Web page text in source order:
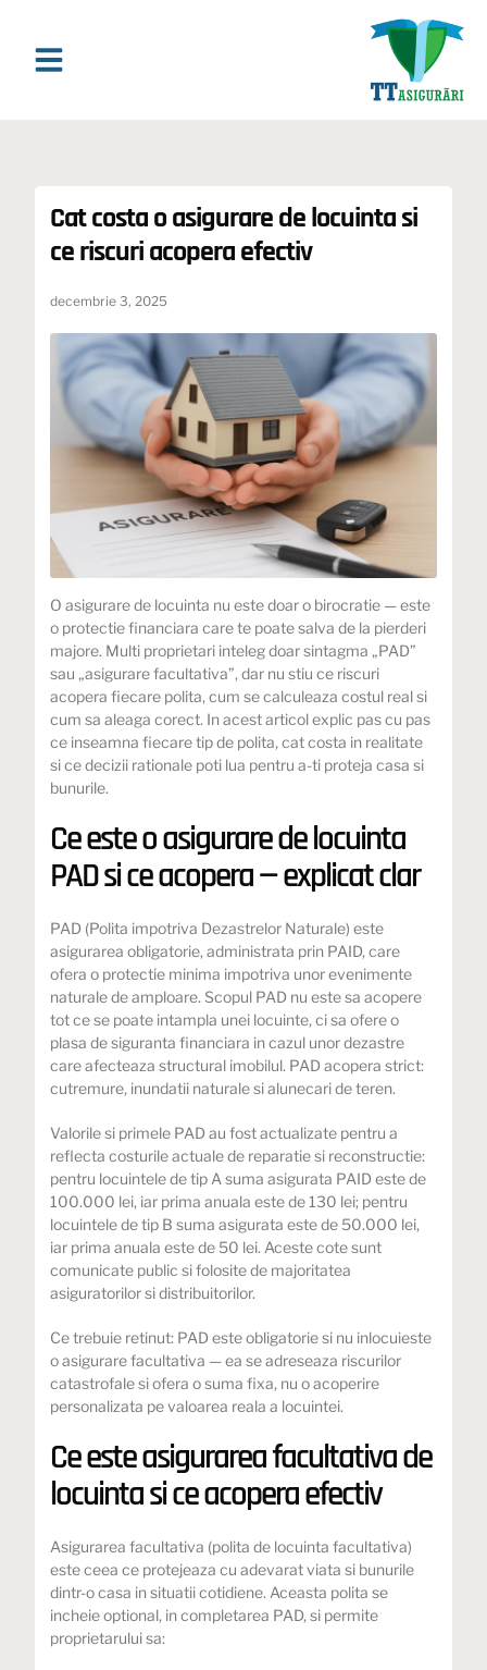
Cat costa o asigurare de locuinta si
ce riscuri acopera efectiv
decembrie 3, 2025
O asigurare de locuinta nu este doar o birocratie — este
o protectie financiara care te poate salva de la pierderi
majore. Multi proprietari inteleg doar sintagma „PAD”
sau „asigurare facultativa”, dar nu stiu ce riscuri
acopera fiecare polita, cum se calculeaza costul real si
cum sa aleaga corect. In acest articol explic pas cu pas
ce inseamna fiecare tip de polita, cat costa in realitate
si ce decizii rationale poti lua pentru a-ti proteja casa si
bunurile.
Ce este o asigurare de locuinta
PAD si ce acopera — explicat clar
PAD (Polita impotriva Dezastrelor Naturale) este
asigurarea obligatorie, administrata prin PAID, care
ofera o protectie minima impotriva unor evenimente
naturale de amploare. Scopul PAD nu este sa acopere
tot ce se poate intampla unei locuinte, ci sa ofere o
plasa de siguranta financiara in cazul unor dezastre
care afecteaza structural imobilul. PAD acopera strict:
cutremure, inundatii naturale si alunecari de teren.
Valorile si primele PAD au fost actualizate pentru a
reflecta costurile actuale de reparatie si reconstructie:
pentru locuintele de tip A suma asigurata PAID este de
100.000 lei, iar prima anuala este de 130 lei; pentru
locuintele de tip B suma asigurata este de 50.000 lei,
iar prima anuala este de 50 lei. Aceste cote sunt
comunicate public si folosite de majoritatea
asiguratorilor si distribuitorilor.
Ce trebuie retinut: PAD este obligatorie si nu inlocuieste
o asigurare facultativa — ea se adreseaza riscurilor
catastrofale si ofera o suma fixa, nu o acoperire
personalizata pe valoarea reala a locuintei.
Ce este asigurarea facultativa de
locuinta si ce acopera efectiv
Asigurarea facultativa (polita de locuinta facultativa)
este ceea ce protejeaza cu adevarat viata si bunurile
dintr-o casa in situatii cotidiene. Aceasta polita se
incheie optional, in completarea PAD, si permite
proprietarului sa: